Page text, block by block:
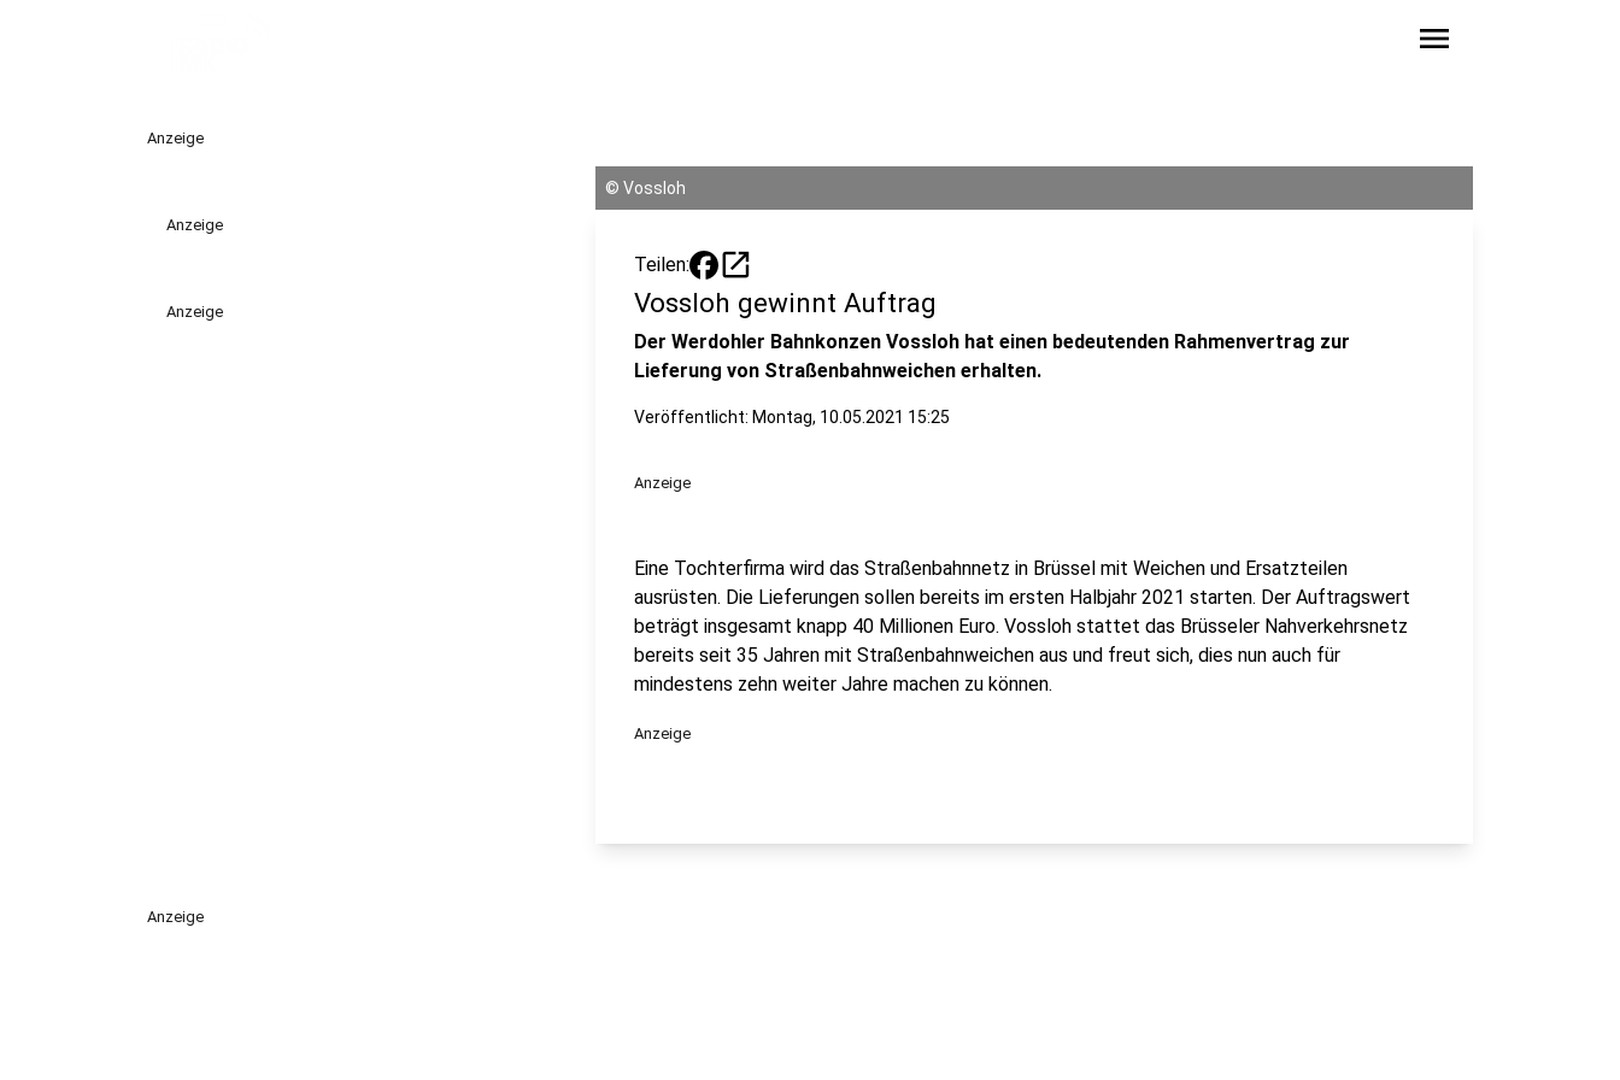
menu
Anzeige
Anzeige
Anzeige
© Vossloh
Teilen: open_in_new
Vossloh gewinnt Auftrag
Der Werdohler Bahnkonzen Vossloh hat einen bedeutenden Rahmenvertrag zur
Lieferung von Straßenbahnweichen erhalten.
Veröffentlicht: Montag, 10.05.2021 15:25
Anzeige
Eine Tochterfirma wird das Straßenbahnnetz in Brüssel mit Weichen und Ersatzteilen
ausrüsten. Die Lieferungen sollen bereits im ersten Halbjahr 2021 starten. Der Auftragswert
beträgt insgesamt knapp 40 Millionen Euro. Vossloh stattet das Brüsseler Nahverkehrsnetz
bereits seit 35 Jahren mit Straßenbahnweichen aus und freut sich, dies nun auch für
mindestens zehn weiter Jahre machen zu können.
Anzeige
Anzeige